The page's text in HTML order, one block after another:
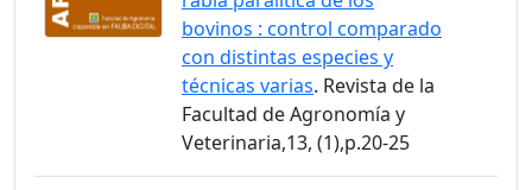
bovinos : control comparado
con distintas especies y
técnicas varias. Revista de la
Facultad de Agronomía y
Veterinaria,13, (1),p.20-25